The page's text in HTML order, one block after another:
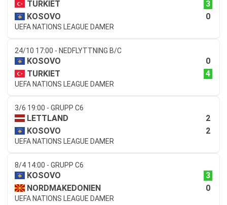
TURKIET
3
KOSOVO
0
UEFA NATIONS LEAGUE DAMER
24/10 17:00 - NEDFLYTTNING B/C
KOSOVO
0
TURKIET
4
UEFA NATIONS LEAGUE DAMER
3/6 19:00 - GRUPP C6
LETTLAND
2
KOSOVO
2
UEFA NATIONS LEAGUE DAMER
8/4 14:00 - GRUPP C6
KOSOVO
3
NORDMAKEDONIEN
0
UEFA NATIONS LEAGUE DAMER